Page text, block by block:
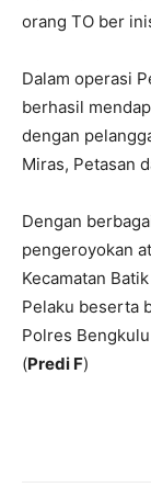
orang TO ber
Dalam operasi
berhasil
dengan
Miras, Petasan
Dengan
pengeroyokan
Kecamatan
Pelaku beserta
Polres
(Predi F)